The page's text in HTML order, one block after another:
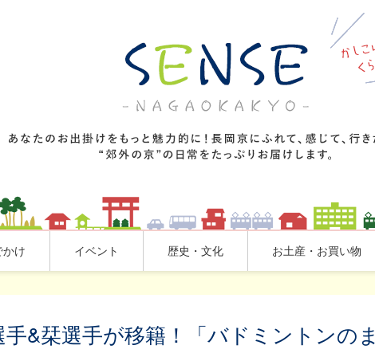
け イベント 歴史・文化 お土産・お買い物
&栞選手が移籍！「バドミントンのま